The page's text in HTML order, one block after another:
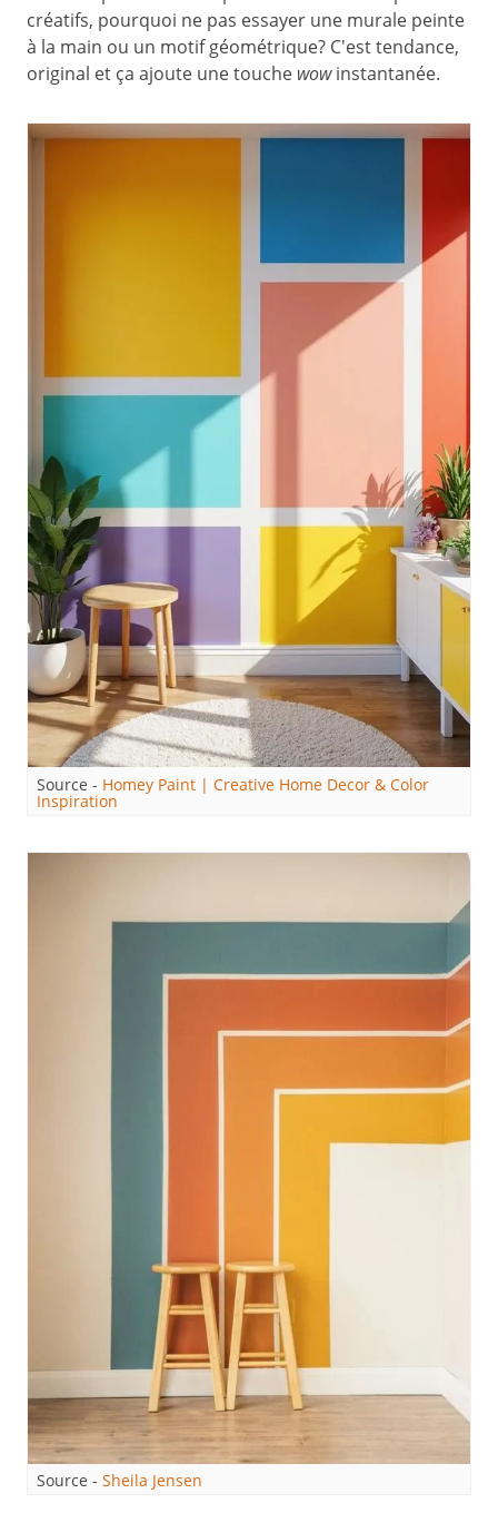
créatifs, pourquoi ne pas essayer une murale peinte
à la main ou un motif géométrique? C'est tendance,
original et ça ajoute une touche wowinstantanée.
Source - Homey Paint | Creative Home Decor & Color
Inspiration
Source - Sheila Jensen